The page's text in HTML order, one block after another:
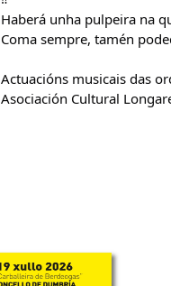
Haberá unha pulpeira na
Coma sempre, tamén
Actuacións musicais das
Asociación Cultural